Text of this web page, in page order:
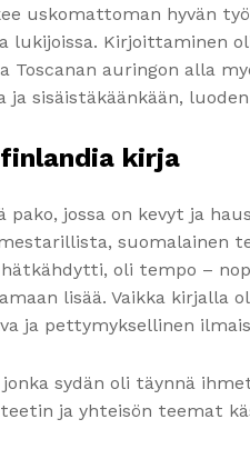
uskomattoman hyvän
lukijoissa.
Toscanan auringon alla
sisäistäkäänkään,
kirja​
pako, jossa on kevyt ja
suomalainen
oli tempo –
lisää. Vaikka
ja pettymyksellinen
sydän oli täynnä
ja yhteisön teemat